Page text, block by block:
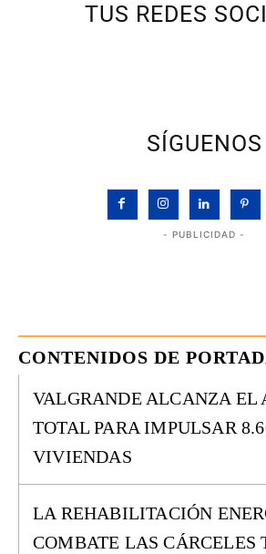
TUS REDES
SÍGUENOS
- PUBLICIDAD -
CONTENIDOS DE
VALGRANDE ALCANZA EL
TOTAL PARA IMPULSAR
VIVIENDAS
LA REHABILITACIÓN
COMBATE LAS CÁRCELES